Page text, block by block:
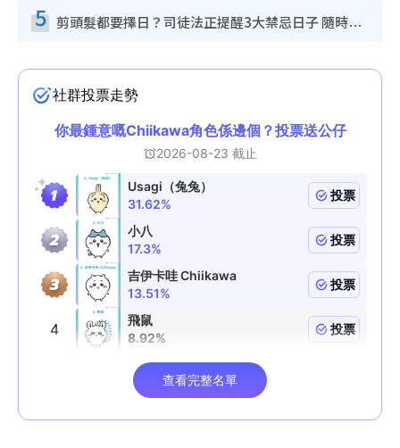
5 剪頭髮都要擇日？司徒法正提醒3大禁忌日子 隨時剪走財運！呢日剪髮恐「剪壽命」？